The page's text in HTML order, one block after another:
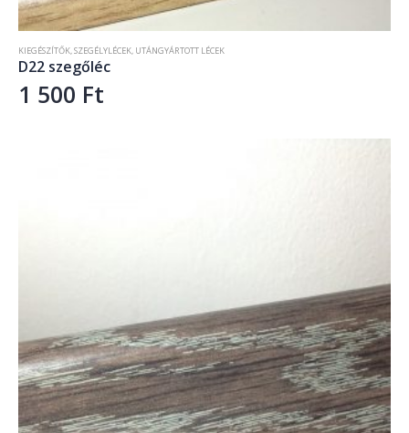
KIEGÉSZÍTŐK,SZEGÉLYLÉCEK, UTÁNGYÁRTOTT LÉCEK
D22 szegőléc
1 500 Ft